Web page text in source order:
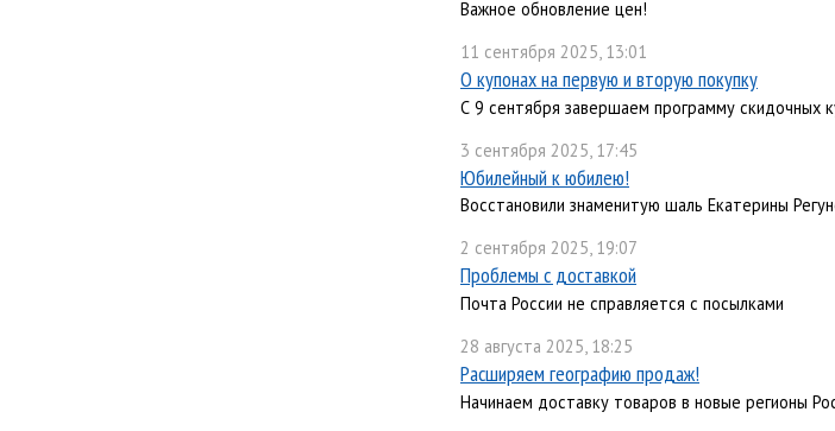
Важное обновление цен!
11 сентября 2025, 13:01
О купонах на первую и вторую покупку
С 9 сентября завершаем программу
3 сентября 2025, 17:45
Юбилейный к юбилею!
Восстановили знаменитую шаль Екатерины
2 сентября 2025, 19:07
Проблемы с доставкой
Почта России не справляется с посылками
28 августа 2025, 18:25
Расширяем географию продаж!
Начинаем доставку товаров в новые регионы